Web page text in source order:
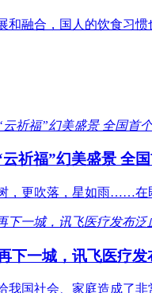
和融合，国人的饮食习
祈福”幻美盛景 全
，更吹落，星如雨……在
下一城，讯飞医疗
我国社会、家庭造成了